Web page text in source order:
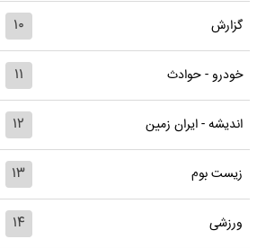
گزارش ۱۰
خودرو - حوادث ۱۱
اندیشه - ایران زمین ۱۲
زیست بوم ۱۳
ورزشی ۱۴